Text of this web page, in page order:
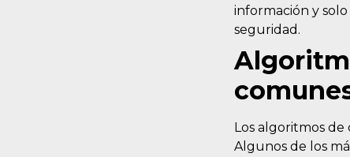
información y
seguridad.
Los algoritmos
Algunos de los